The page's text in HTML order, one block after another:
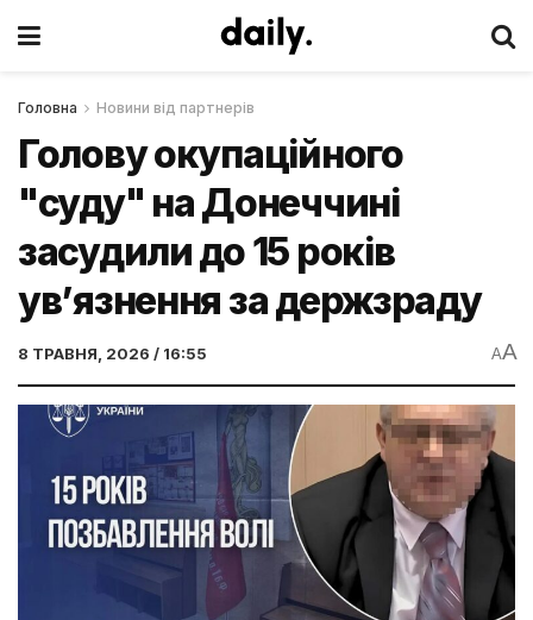
Головна Новини від партнерів
Голову окупаційного
"суду" на Донеччині
засудили до 15 років
ув’язнення за держзраду
8 ТРАВНЯ, 2026 / 16:55 AA